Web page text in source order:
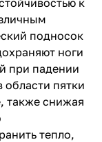
подносок
ноги
при падении
пятки
также снижая
тепло,